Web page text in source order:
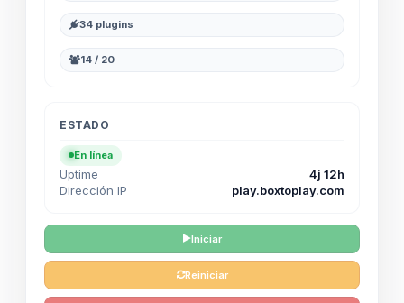
34 plugins
14 / 20
ESTADO
En línea
Uptime
4j 12h
Dirección IP
play.boxtoplay.com
Iniciar
Reiniciar